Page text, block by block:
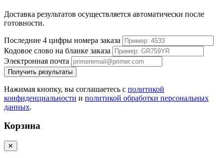
Доставка результатов осуществляется автоматически после
готовности.
Последние 4 цифры номера заказа
Кодовое слово на бланке заказа
Электронная почта
Получить результаты
Нажимая кнопку, вы соглашаетесь с политикой
конфиденциальности и политикой обработки персональных
данных.
Корзина
✕